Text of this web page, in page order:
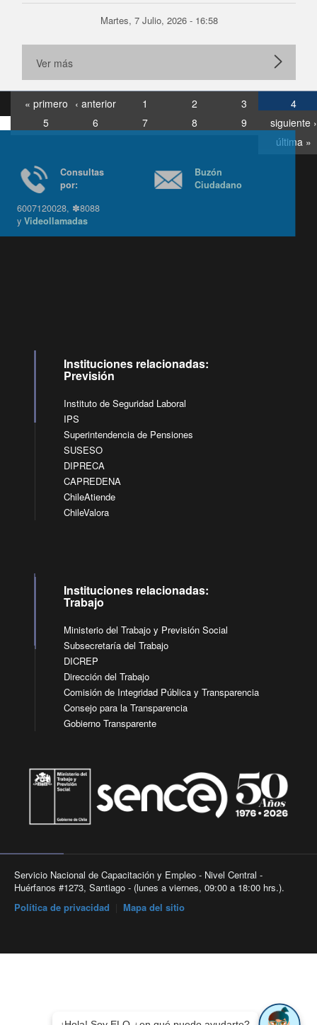
Martes, 7 Julio, 2026 - 16:58
Ver más
« primero ‹ anterior 1 2 3
4
5
6 7 8 9
siguiente ›
última »
Consultas
6007120028, ✽8088
yVideollamadas
Buzón
Ciudadano
Instituciones relacionadas:
Previsión
Instituto de Seguridad Laboral
IPS
Superintendencia de Pensiones
SUSESO
DIPRECA
CAPREDENA
ChileAtiende
ChileValora
Instituciones relacionadas:
Trabajo
Ministerio del Trabajo y Previsión Social
Subsecretaría del Trabajo
DICREP
Dirección del Trabajo
Comisión de Integridad Pública y Transparencia
Consejo para la Transparencia
Gobierno Transparente
Servicio Nacional de Capacitación y Empleo - Nivel Central -
Huérfanos #1273, Santiago - (lunes a viernes, 09:00 a 18:00 hrs.).
Política de privacidad
Mapa del sitio